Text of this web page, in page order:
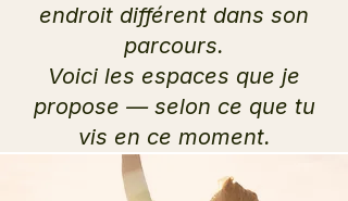
endroit différent dans son
parcours.
Voici les espaces que je
propose — selon ce que tu
vis en ce moment.